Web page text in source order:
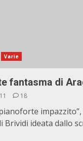
Varie
fantasma di
18
Brividi ideata dallo